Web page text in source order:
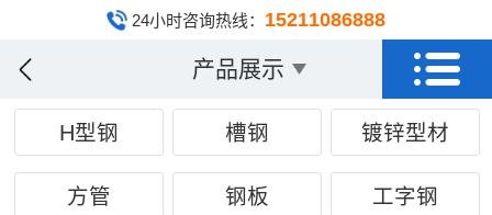
24小时咨询热线： 15211086888
产品展示
H型钢 槽钢 镀锌型材
方管 钢板 工字钢